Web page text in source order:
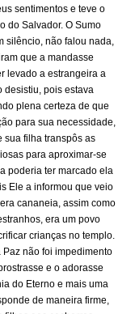
sentimentos e teve o
do Salvador. O Sumo
silêncio, não falou nada,
que a mandasse
levado a estrangeira a
desistiu, pois estava
plena certeza de que
para sua necessidade,
sua filha transpôs as
para aproximar-se
poderia ter marcado ela
Ele a informou que veio
cananeia, assim como
era um povo
crianças no templo.
não foi impedimento
e o adorasse
do Eterno e mais uma
de maneira firme,